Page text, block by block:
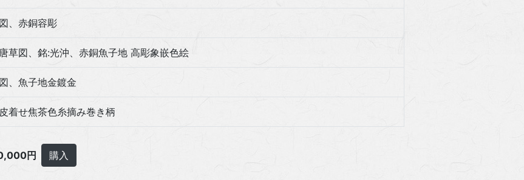
、赤銅容彫
草図、銘:光沖、赤銅魚子地 高彫象嵌色絵
、魚子地金鍍金
着せ焦茶色糸摘み巻き柄
円 購入